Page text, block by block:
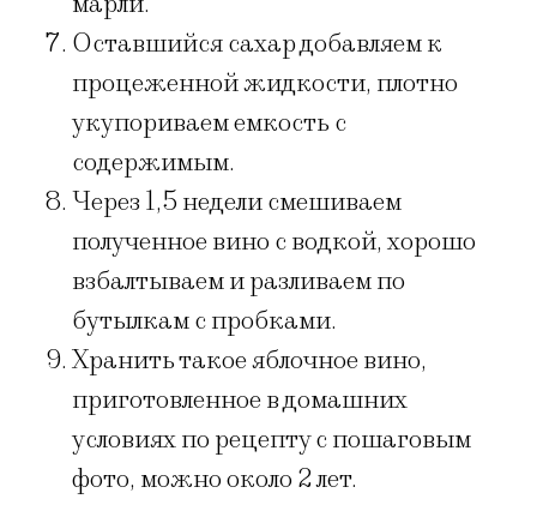
Оставшийся сахар добавляем к
процеженной жидкости, плотно
укупориваем емкость с
содержимым.
Через 1,5 недели смешиваем
полученное вино с водкой, хорошо
взбалтываем и разливаем по
бутылкам с пробками.
Хранить такое яблочное вино,
приготовленное в домашних
условиях по рецепту с пошаговым
фото, можно около 2 лет.